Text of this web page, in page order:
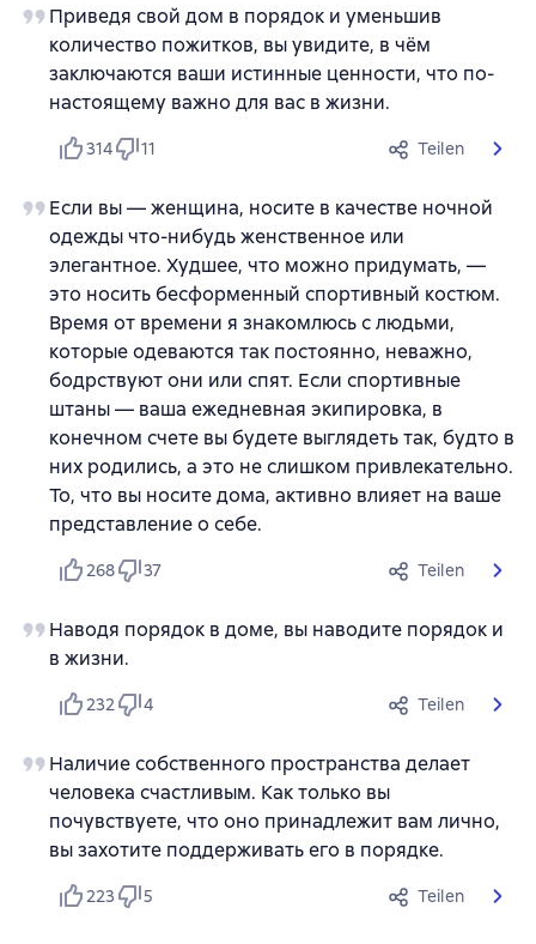
Приведя свой дом в порядок и уменьшив
количество пожитков, вы увидите, в чём
заключаются ваши истинные ценности, что по-
настоящему важно для вас в жизни.
314 11 Teilen
Если вы — женщина, носите в качестве ночной
одежды что-нибудь женственное или
элегантное. Худшее, что можно придумать, —
это носить бесформенный спортивный костюм.
Время от времени я знакомлюсь с людьми,
которые одеваются так постоянно, неважно,
бодрствуют они или спят. Если спортивные
штаны — ваша ежедневная экипировка, в
конечном счете вы будете выглядеть так, будто в
них родились, а это не слишком привлекательно.
То, что вы носите дома, активно влияет на ваше
представление о себе.
268 37 Teilen
Наводя порядок в доме, вы наводите порядок и
в жизни.
232 4 Teilen
Наличие собственного пространства делает
человека счастливым. Как только вы
почувствуете, что оно принадлежит вам лично,
вы захотите поддерживать его в порядке.
223 5 Teilen